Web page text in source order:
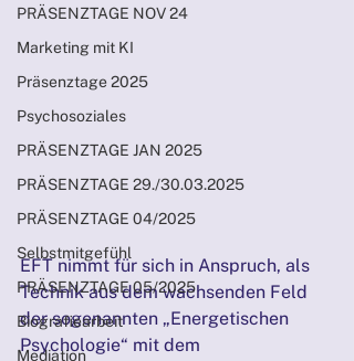
PRÄSENZTAGE NOV 24
Marketing mit KI
Präsenztage 2025
Psychosoziales
PRÄSENZTAGE JAN 2025
PRÄSENZTAGE 29./30.03.2025
PRÄSENZTAGE 04/2025
Selbstmitgefühl
PRÄSENZTAGE 05/2025
Biografiearbeit
Mediation
EFT nimmt für sich in Anspruch, als
Technik aus dem wachsenden Feld
der sogenannten „Energetischen
Psychologie“ mit dem